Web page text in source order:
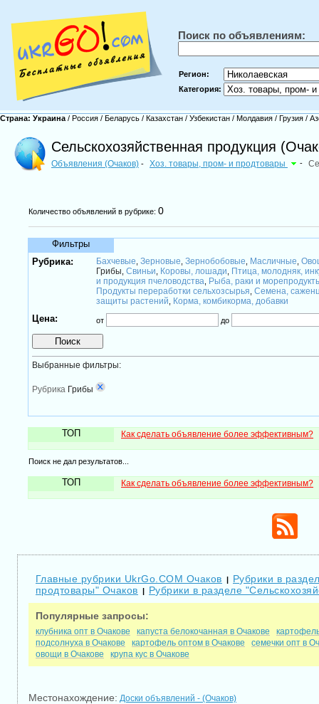
Поиск по объявлениям:
Регион:
Категория:
Страна: Украина / Россия / Беларусь / Казахстан / Узбекистан / Молдавия / Грузия /
Сельскохозяйственная продукция
Объявления (Очаков) - Хоз. товары, пром- и продтовары -
Количество объявлений в рубрике: 0
Фильтры
Рубрика:
Бахчевые Зерновые Зернобобовые Масличные
Грибы Свиньи Коровы, лошади
Птица, молодняк,
и продукция пчеловодства Рыба, раки и
Продукты переработки сельхозсырья Семена,
защиты растений
Корма, комбикорма, добавки
Цена: от до
Выбранные фильтры:
Рубрика Грибы
ТОП Как сделать объявление более эффективным?
Поиск не дал результатов...
ТОП Как сделать объявление более эффективным?
Главные рубрики UkrGo.COM Очаков | Рубрики в
продтовары" Очаков | Рубрики в разделе
Популярные запросы:
клубника опт в Очакове капуста белокочанная в Очакове
подсолнуха в Очакове
картофель оптом в Очакове
семечки опт в
овощи в Очакове
крупа кус в Очакове
Местонахождение: Доски объявлений - (Очаков)